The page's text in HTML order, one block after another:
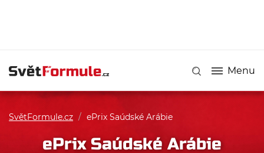
Menu
SvětFormule.cz / ePrix Saúdské Arábie
ePrix Saúdské Arábie